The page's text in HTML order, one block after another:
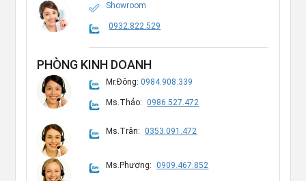
Showroom
0932.822.529
PHÒNG KINH DOANH
Mr.Đông:0984.908.339
Ms.Thảo: 0986.527.472
Ms.Trân: 0353.091.472
Ms.Phượng: 0909.467.852